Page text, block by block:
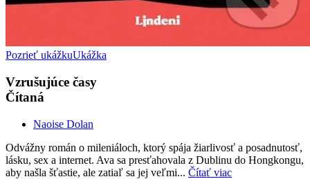
Pozrieť ukážkuUkážka
Vzrušujúce časy
Čítaná
Naoise Dolan
Odvážny román o mileniáloch, ktorý spája žiarlivosť a posadnutosť,
lásku, sex a internet. Ava sa presťahovala z Dublinu do Hongkongu,
aby našla šťastie, ale zatiaľ sa jej veľmi... Čítať viac